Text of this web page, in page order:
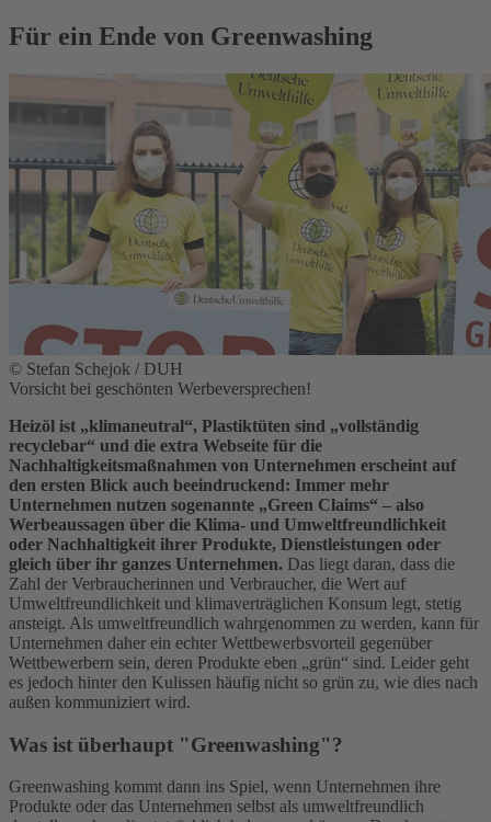
Für ein Ende von Greenwashing
© Stefan Schejok / DUH
Vorsicht bei geschönten Werbeversprechen!
Heizöl ist „klimaneutral“, Plastiktüten sind „vollständig
recyclebar“ und die extra Webseite für die
Nachhaltigkeitsmaßnahmen von Unternehmen erscheint auf
den ersten Blick auch beeindruckend: Immer mehr
Unternehmen nutzen sogenannte „Green Claims“ – also
Werbeaussagen über die Klima- und Umweltfreundlichkeit
oder Nachhaltigkeit ihrer Produkte, Dienstleistungen oder
gleich über ihr ganzes Unternehmen. Das liegt daran, dass die
Zahl der Verbraucherinnen und Verbraucher, die Wert auf
Umweltfreundlichkeit und klimaverträglichen Konsum legt, stetig
ansteigt. Als umweltfreundlich wahrgenommen zu werden, kann für
Unternehmen daher ein echter Wettbewerbsvorteil gegenüber
Wettbewerbern sein, deren Produkte eben „grün“ sind. Leider geht
es jedoch hinter den Kulissen häufig nicht so grün zu, wie dies nach
außen kommuniziert wird.
Was ist überhaupt "Greenwashing"?
Greenwashing kommt dann ins Spiel, wenn Unternehmen ihre
Produkte oder das Unternehmen selbst als umweltfreundlich